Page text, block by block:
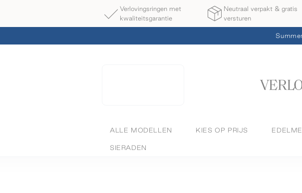
Verlovingsringen met
kwaliteitsgarantie
Neutraal verpakt & gratis
versturen
ALLE MODELLEN KIES OP PRIJS
SIERADEN